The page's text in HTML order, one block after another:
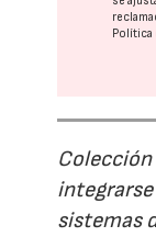
Política
sistemas